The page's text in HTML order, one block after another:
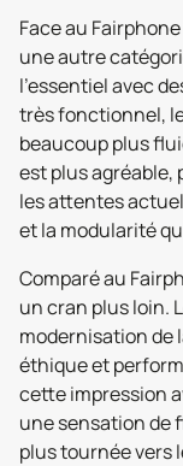
Face au
une autre
l’essentiel avec
très fonctionnel,
beaucoup plus
est plus agréable,
les attentes
et la modularité
Comparé au
un cran plus loin.
modernisation de
éthique et
cette impression
une sensation de
plus tournée vers